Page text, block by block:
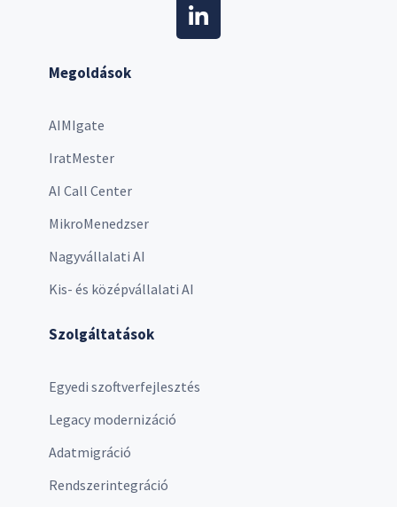
Megoldások
AIMIgate
IratMester
AI Call Center
MikroMenedzser
Nagyvállalati AI
Kis- és középvállalati AI
Szolgáltatások
Egyedi szoftverfejlesztés
Legacy modernizáció
Adatmigráció
Rendszerintegráció